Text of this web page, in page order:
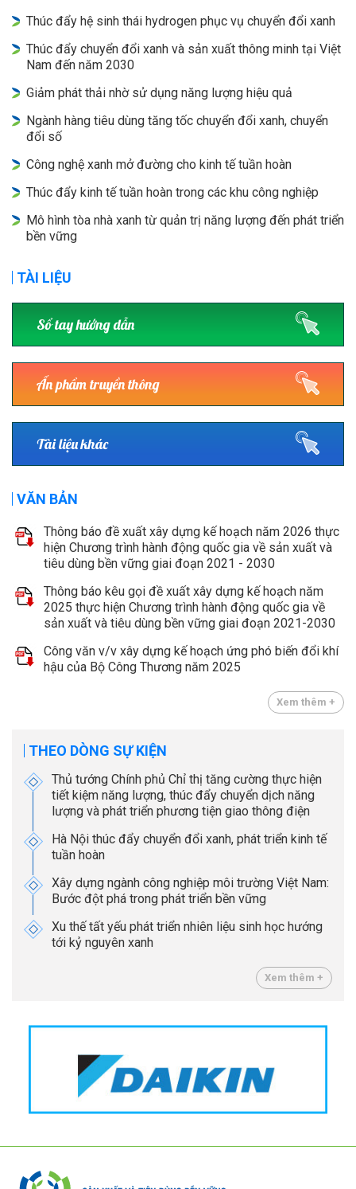
Thúc đẩy hệ sinh thái hydrogen phục vụ chuyển đổi xanh
Thúc đẩy chuyển đổi xanh và sản xuất thông minh tại Việt
Nam đến năm 2030
Giảm phát thải nhờ sử dụng năng lượng hiệu quả
Ngành hàng tiêu dùng tăng tốc chuyển đổi xanh, chuyển
đổi số
Công nghệ xanh mở đường cho kinh tế tuần hoàn
Thúc đẩy kinh tế tuần hoàn trong các khu công nghiệp
Mô hình tòa nhà xanh từ quản trị năng lượng đến phát triển
bền vững
TÀI LIỆU
Sổ tay hướng dẫn
Ấn phẩm truyền thông
Tài liệu khác
VĂN BẢN
Thông báo đề xuất xây dựng kế hoạch năm 2026 thực
hiện Chương trình hành động quốc gia về sản xuất và
tiêu dùng bền vững giai đoạn 2021 - 2030
Thông báo kêu gọi đề xuất xây dựng kế hoạch năm
2025 thực hiện Chương trình hành động quốc gia về
sản xuất và tiêu dùng bền vững giai đoạn 2021-2030
Công văn v/v xây dựng kế hoạch ứng phó biến đổi khí
hậu của Bộ Công Thương năm 2025
Xem thêm +
THEO DÒNG SỰ KIỆN
Thủ tướng Chính phủ Chỉ thị tăng cường thực hiện
tiết kiệm năng lượng, thúc đẩy chuyển dịch năng
lượng và phát triển phương tiện giao thông điện
Hà Nội thúc đẩy chuyển đổi xanh, phát triển kinh tế
tuần hoàn
Xây dựng ngành công nghiệp môi trường Việt Nam:
Bước đột phá trong phát triển bền vững
Xu thế tất yếu phát triển nhiên liệu sinh học hướng
tới kỷ nguyên xanh
Xem thêm +